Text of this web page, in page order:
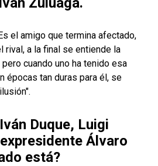
el amigo que termina afectado,
rival, a la final se entiende la
cuando uno ha tenido esa
épocas tan duras para él, se
Duque, Luigi
Álvaro
está?